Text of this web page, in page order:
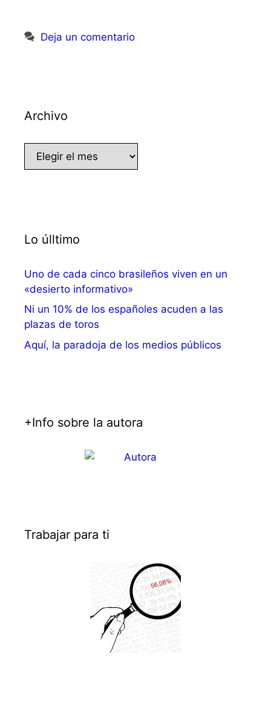
Deja un comentario
Archivo
Archivo
Lo úlltimo
Uno de cada cinco brasileños viven en un
«desierto informativo»
Ni un 10% de los españoles acuden a las
plazas de toros
Aquí, la paradoja de los medios públicos
+Info sobre la autora
Trabajar para ti